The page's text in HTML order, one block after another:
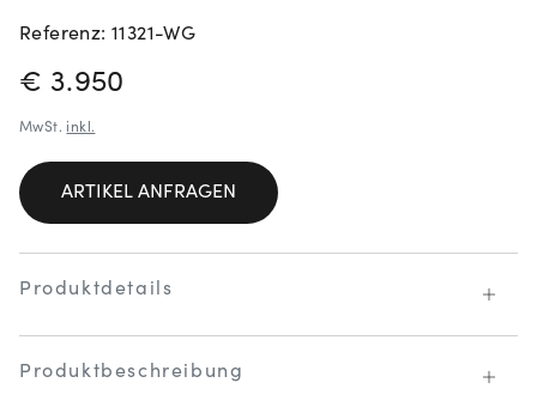
Referenz: 11321-WG
PREISINFORMATIONEN
€ 3.950
MwSt. inkl.
ARTIKEL ANFRAGEN
Produktdetails
Produktbeschreibung